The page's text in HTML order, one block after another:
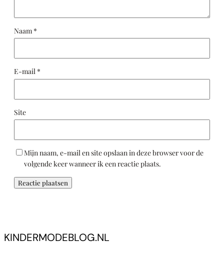
Naam *
E-mail *
Site
Mijn naam, e-mail en site opslaan in deze browser voor de
volgende keer wanneer ik een reactie plaats.
KINDERMODEBLOG.NL